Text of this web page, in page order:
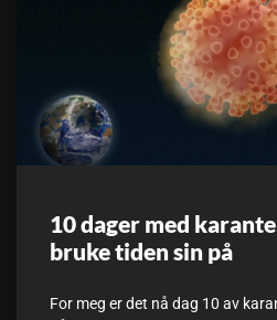
10 dager med
bruke tiden sin på
For meg er det nå dag 10 av